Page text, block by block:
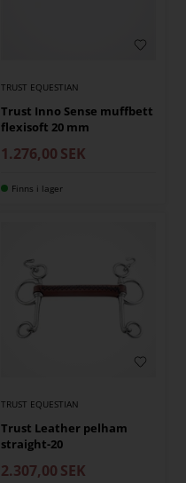
TRUST EQUESTIAN
Trust Inno Sense muffbett
flexisoft 20 mm
1.276,00 SEK
Finns i lager
TRUST EQUESTIAN
Trust Leather pelham
straight-20
2.307,00 SEK